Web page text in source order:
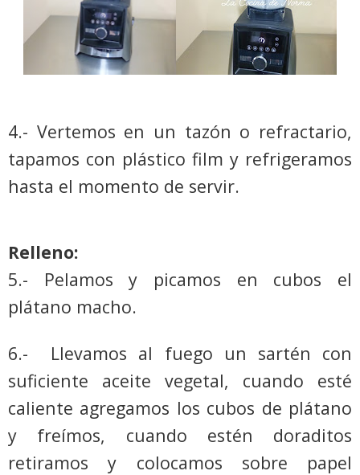
4.- Vertemos en un tazón o refractario,
tapamos con plástico film y refrigeramos
hasta el momento de servir.
Relleno:
5.- Pelamos y picamos en cubos el
plátano macho.
6.-
Llevamos al fuego un sartén con
suficiente aceite vegetal, cuando esté
caliente agregamos los cubos de plátano
y freímos, cuando estén doraditos
retiramos y colocamos sobre papel